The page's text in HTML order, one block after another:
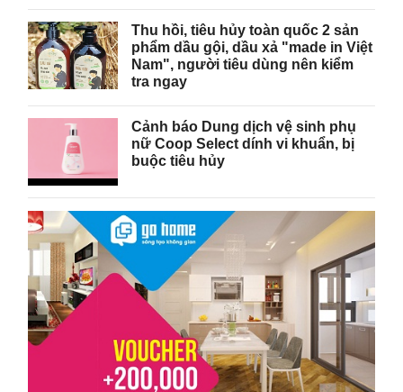
Thu hồi, tiêu hủy toàn quốc 2 sản
phẩm dầu gội, dầu xả "made in Việt
Nam", người tiêu dùng nên kiểm
tra ngay
Cảnh báo Dung dịch vệ sinh phụ
nữ Coop Select dính vi khuẩn, bị
buộc tiêu hủy